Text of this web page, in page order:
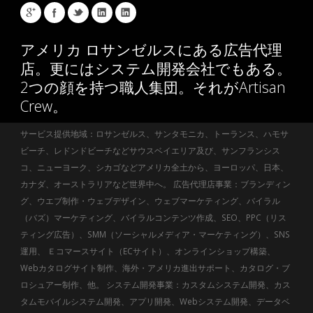
アメリカ ロサンゼルスにある広告代理
店。更にはシステム開発会社でもある。
2つの顔を持つ職人集団。それがArtisan
Crew。
サービス提供地域：ロサンゼルス、サンタモニカ、トーランス、ハモサ
ビーチ、レドンドビーチなどサウスベイエリア及び、サンフランシス
コ、ニューヨーク、シカゴなどアメリカ全土から、ヨーロッパ、日本、
カナダ、オーストラリアなど世界中へ。 広告代理店事業：ブランディン
グ、ウエブ制作・ウェブデザイン、ウェブマーケティング、バイラル
（バズ）マーケティング、バイラルコンテンツ作成、SEO、PPC（リス
ティング広告）、SMM（ソーシャルメディア・マーケティング）、SNS
運用、 Ｅコマースサイト（ECサイト）、オンラインショップ構築、
Webカタログサイト制作、海外・アメリカ進出サポート、カタログ・ブ
ロシュアー制作、他。 システム開発事業：カスタムシステム開発、カス
タムモバイルシステム開発、アプリ開発、Webシステム開発、データベ